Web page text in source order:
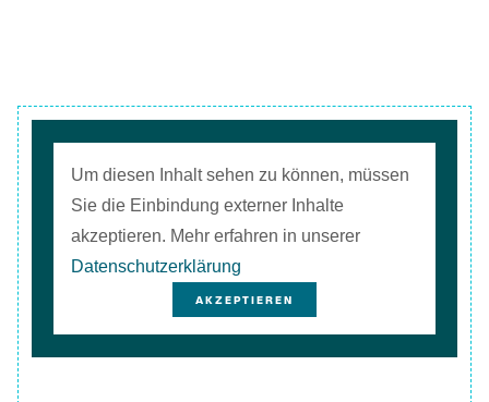
Um diesen Inhalt sehen zu können, müssen
Sie die Einbindung externer Inhalte
akzeptieren. Mehr erfahren in unserer
Datenschutzerklärung
AKZEPTIEREN